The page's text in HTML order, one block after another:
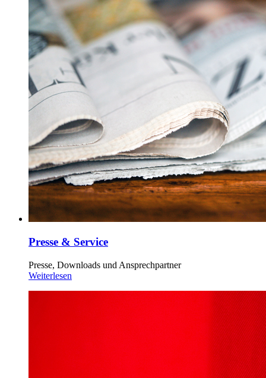
Presse & Service
Presse, Downloads und Ansprechpartner
Weiterlesen